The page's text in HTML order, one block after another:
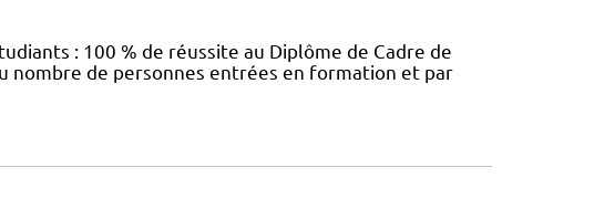
: 100 % de réussite au Diplôme de Cadre de
nombre de personnes entrées en formation et par